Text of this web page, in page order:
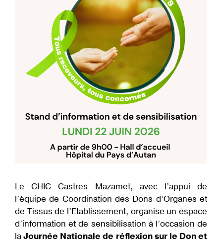
Le CHIC Castres Mazamet, avec l’appui de
l’équipe de Coordination des Dons d’Organes et
de Tissus de l’Etablissement, organise un espace
d’information et de sensibilisation à l’occasion de
laJournée Nationale de réflexion sur le Don et